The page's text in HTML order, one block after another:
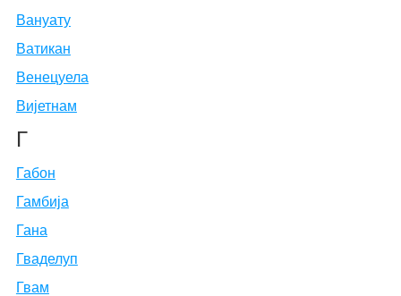
Вануату
Ватикан
Венецуела
Вијетнам
Г
Габон
Гамбија
Гана
Гваделуп
Гвам